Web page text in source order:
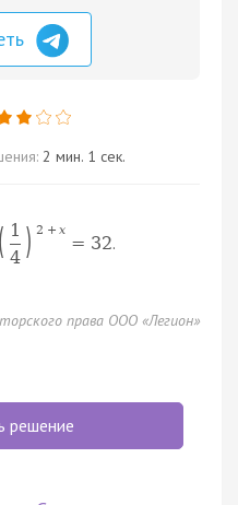
2 мин. 1 сек.
( 1
4 ) 2 + x
= 32.
права ООО «Легион»
решение